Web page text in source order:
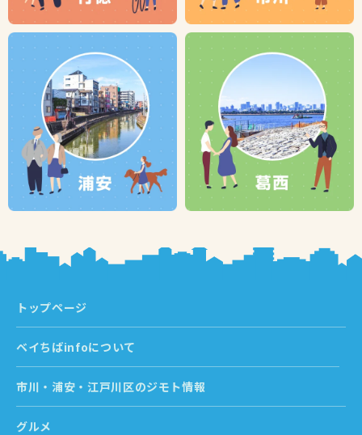
トップページ
ベイちばinfoについて
市川・浦安・江戸川区のジモト情報
グルメ